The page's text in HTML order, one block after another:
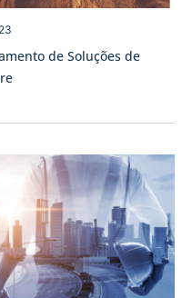
de Soluções de